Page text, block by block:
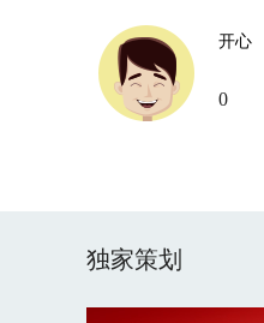
开心
0
独家策划